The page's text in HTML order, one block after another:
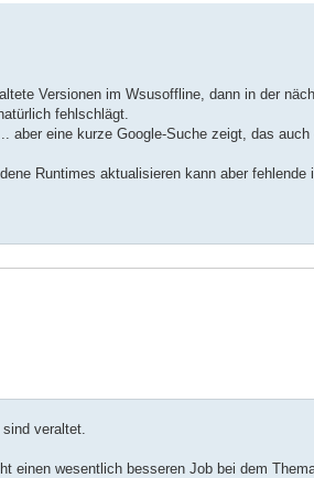
Versionen im Wsusoffline, dann in der
fehlschlägt.
aber eine kurze Google-Suche zeigt, das auch
Runtimes aktualisieren kann aber fehlende
veraltet.
einen wesentlich besseren Job bei dem